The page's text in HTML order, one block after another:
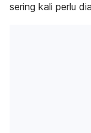
sering kali perlu